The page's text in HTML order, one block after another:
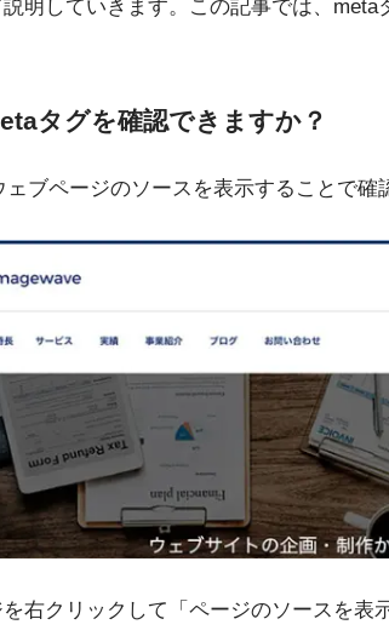
明していきます。この記事では、meta
タグを確認できますか？
ェブページのソースを表示することで確
右クリックして「ページのソースを表